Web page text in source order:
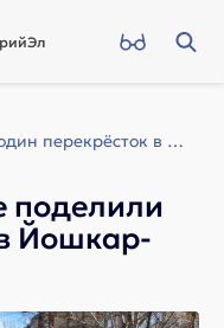
Два автомобиля не поделили один перекрёсток в Йошкар-Оле
поделили
Йошкар-